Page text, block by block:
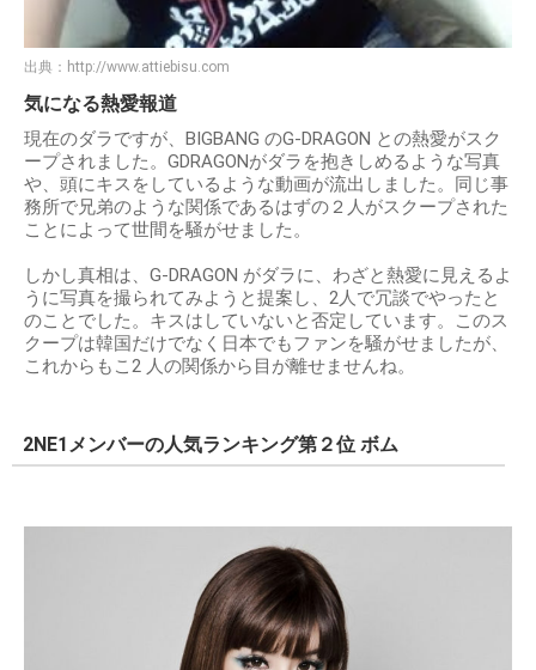
出典： http://www.attiebisu.com
気になる熱愛報道
現在のダラですが、BIGBANG のG-DRAGON との熱愛がスク
ープされました。GDRAGONがダラを抱きしめるような写真
や、頭にキスをしているような動画が流出しました。同じ事
務所で兄弟のような関係であるはずの２⼈がスクープされた
ことによって世間を騒がせました。
しかし真相は、G-DRAGON がダラに、わざと熱愛に⾒えるよ
うに写真を撮られてみようと提案し、2⼈で冗談でやったと
のことでした。キスはしていないと否定しています。このス
クープは韓国だけでなく⽇本でもファンを騒がせましたが、
これからもこ2 ⼈の関係から⽬が離せませんね。
2NE1メンバーの人気ランキング第２位 ボム